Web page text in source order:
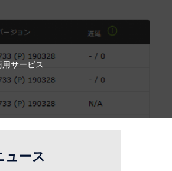
サービス
ュース